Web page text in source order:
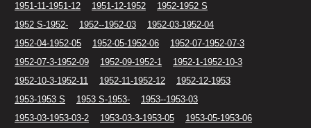
1951-11-1951-12
1951-12-1952
1952-1952 S
1952 S-1952-
1952--1952-03
1952-03-1952-04
1952-04-1952-05
1952-05-1952-06
1952-07-1952-07-3
1952-07-3-1952-09
1952-09-1952-1
1952-1-1952-10-3
1952-10-3-1952-11
1952-11-1952-12
1952-12-1953
1953-1953 S
1953 S-1953-
1953--1953-03
1953-03-1953-03-2
1953-03-3-1953-05 1953-05-1953-06